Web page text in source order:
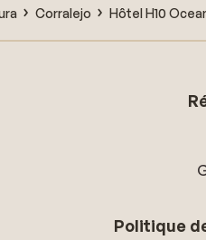
Corralejo Hôtel H10
Politique